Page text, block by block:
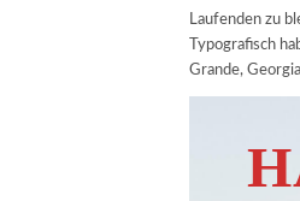
Laufenden zu
Typografisch
Grande,